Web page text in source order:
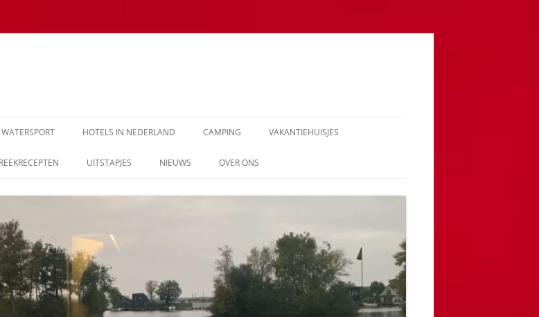
WATERSPORT HOTELS IN NEDERLAND CAMPING VAKANTIEHUISJES
UITSTAPJES NIEUWS OVER ONS